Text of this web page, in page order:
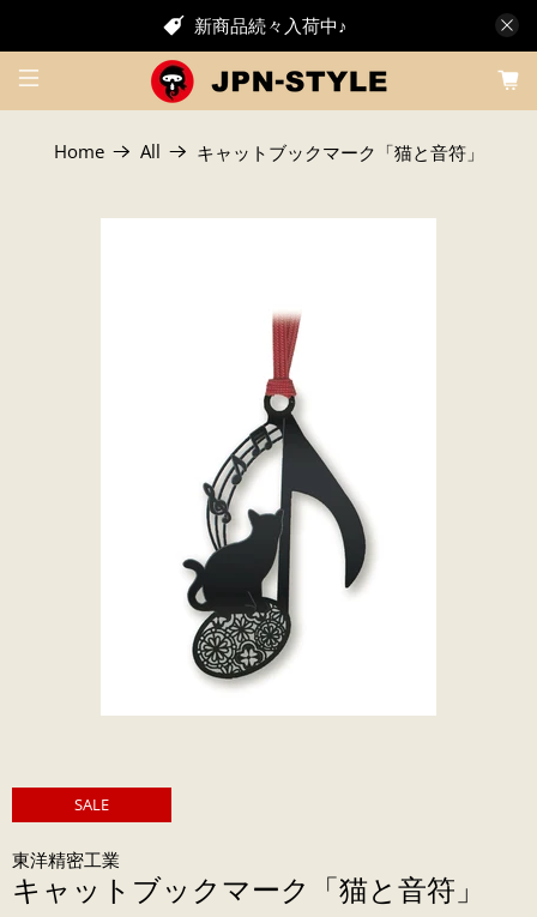
新商品続々入荷中♪
Home All キャットブックマーク「猫と音符」
SALE
東洋精密工業
キャットブックマーク「猫と音符」